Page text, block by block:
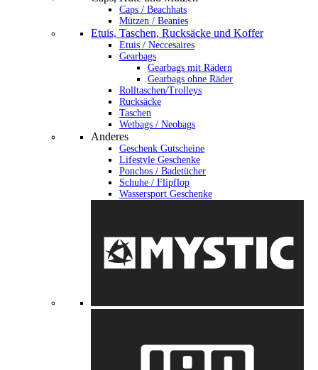
Caps / Beachhats
Mützen / Beanies
Etuis, Taschen, Rucksäcke und Koffer
Etuis / Neccesaires
Gearbags
Gearbags mit Rädern
Gearbags ohne Räder
Rolltaschen/Trolleys
Rucksäcke
Taschen
Wetbags / Neobags
Anderes
Geschenk Gutscheine
Lifestyle Geschenke
Ponchos / Badetücher
Schuhe / Flipflop
Wassersport Geschenke